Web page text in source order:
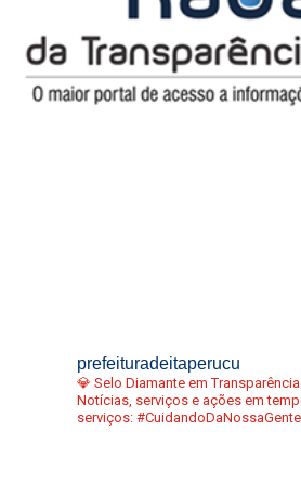
prefeituradeitaperucu
💎 Selo Diamante em Transparência
Notícias, serviços e ações em
serviços: #CuidandoDaNossaGente